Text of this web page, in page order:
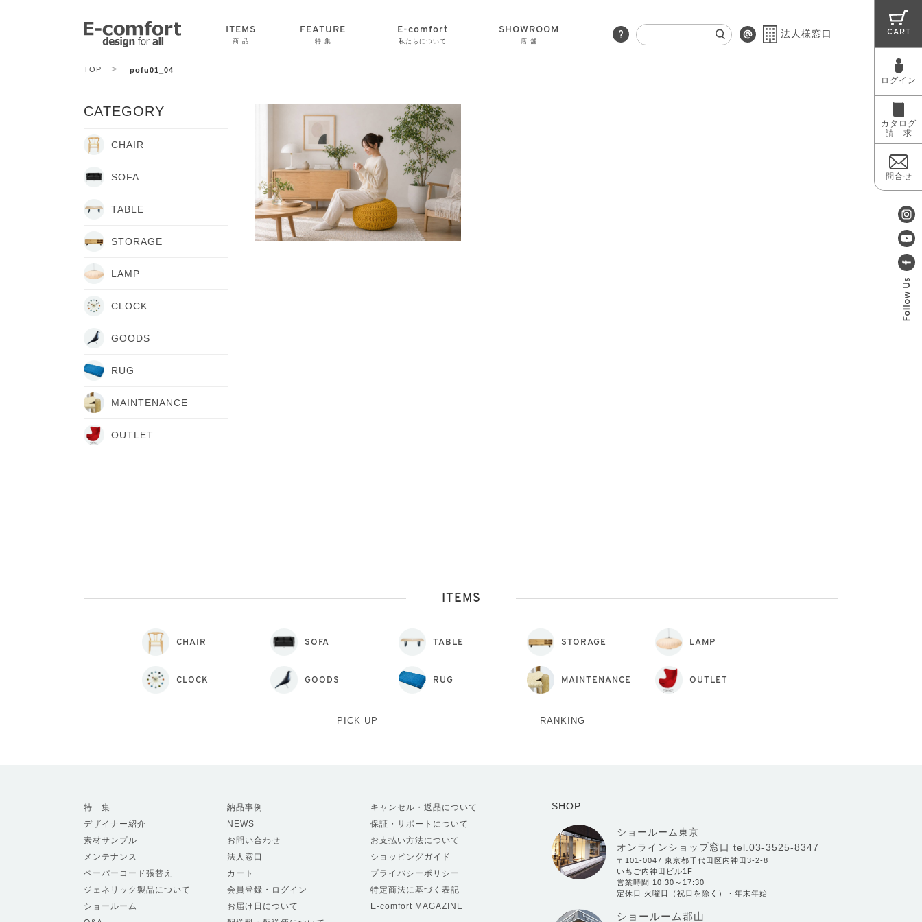
ITEMS
商 品
FEATURE
特 集
E-comfort
私たちについて
いて
SHOWROOM
店 舗
法人様窓口 CART
ログイン
カタログ
請 求
問合せ
TOP > pofu01_04
CATEGORY
CHAIR
SOFA
TABLE
STORAGE
LAMP
CLOCK
GOODS
RUG
MAINTENANCE
OUTLET
ITEMS
CHAIR SOFA TABLE STORAGE LAMP
CLOCK GOODS RUG MAINTENANCE OUTLET
PICK UP RANKING
SHOP
ショールーム東京
オンラインショップ窓口 tel.03-3525-8347
〒101-0047 東京都千代田区内神田3-2-8
いちご内神田ビル1F
営業時間 10:30～17:30
定休日 火曜日（祝日を除く）・年末年始
ショールーム郡山
特 集
デザイナー紹介
素材サンプル
メンテナンス
ペーパーコード張替え
ジェネリック製品について
ショールーム
納品事例
NEWS
お問い合わせ
法人窓口
カート
会員登録・ログイン
お届け日について
キャンセル・返品について
保証・サポートについて
お支払い方法について
ショッピングガイド
プライバシーポリシー
特定商法に基づく表記
E-comfort MAGAZINE